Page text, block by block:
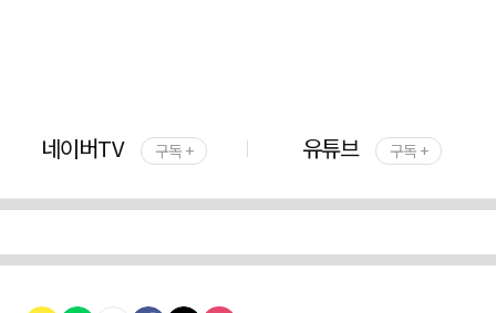
네이버TV 구독 + 유튜브 구독 +